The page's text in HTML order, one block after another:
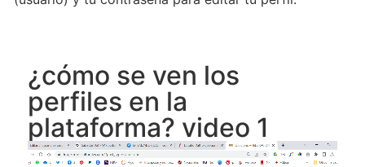
¿cómo se ven los
perfiles en la
plataforma? video 1